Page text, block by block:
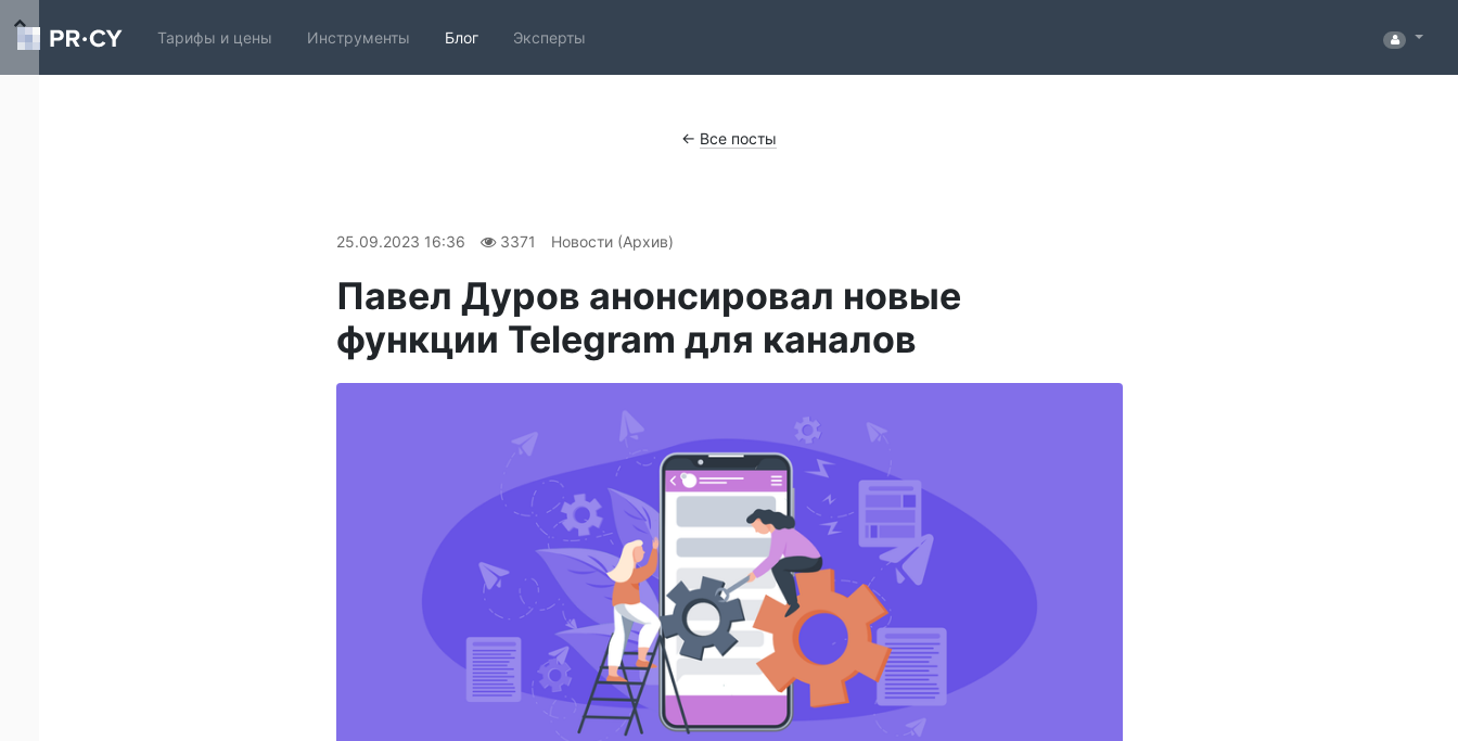
Тарифы и цены Инструменты Блог Эксперты
← Все посты
25.09.2023 16:36 3371 Новости (Архив)
Павел Дуров анонсировал новые
функции Telegram для каналов